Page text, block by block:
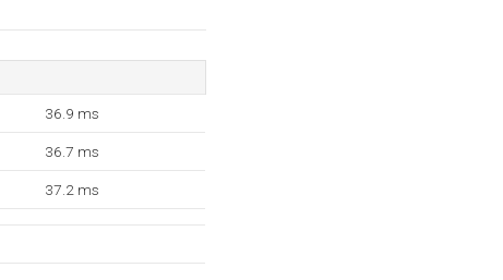
36.9 ms
36.7 ms
37.2 ms